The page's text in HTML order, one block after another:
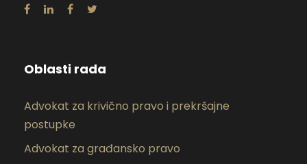
Oblasti rada
Advokat za krivično pravo i prekršajne
postupke
Advokat za građansko pravo